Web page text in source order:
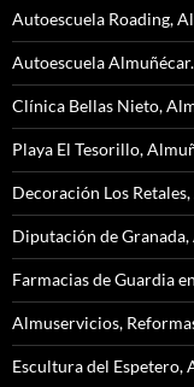
Autoescuela Roading,
Autoescuela Almuñécar.
Clínica Bellas Nieto,
Playa El Tesorillo,
Decoración Los
Diputación de
Farmacias de Guardia
Almuservicios,
Escultura del Espetero,